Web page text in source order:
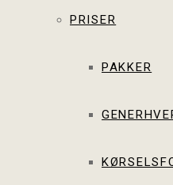
PRISER
PAKKER